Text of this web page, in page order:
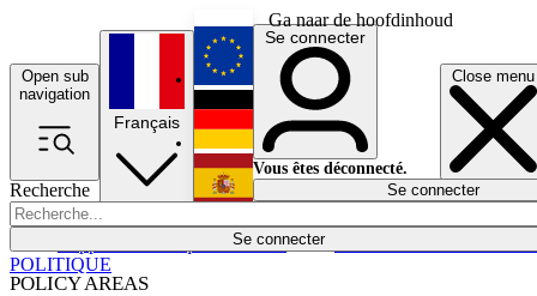
Ga naar de hoofdinhoud
Open sub
navigation
Close menu
Recherche
Se connecter
POLICY AREAS
Économie
Français
English
Deutsch
Español
Se connecter
Vous êtes déconnecté.
Se connecter
POLITIQUE